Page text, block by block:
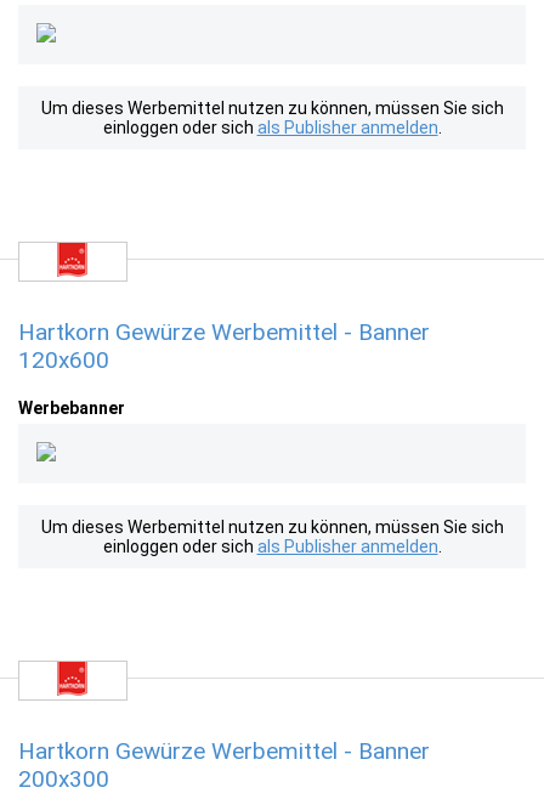
Um dieses Werbemittel nutzen zu können, müssen Sie sich
einloggen oder sich als Publisher anmelden
Hartkorn Gewürze Werbemittel - Banner
120x600
Werbebanner
Um dieses Werbemittel nutzen zu können, müssen Sie sich
einloggen oder sich als Publisher anmelden
Hartkorn Gewürze Werbemittel - Banner
200x300